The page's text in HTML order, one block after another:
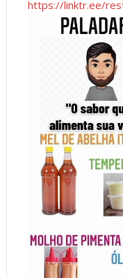
https://linktr.ee/